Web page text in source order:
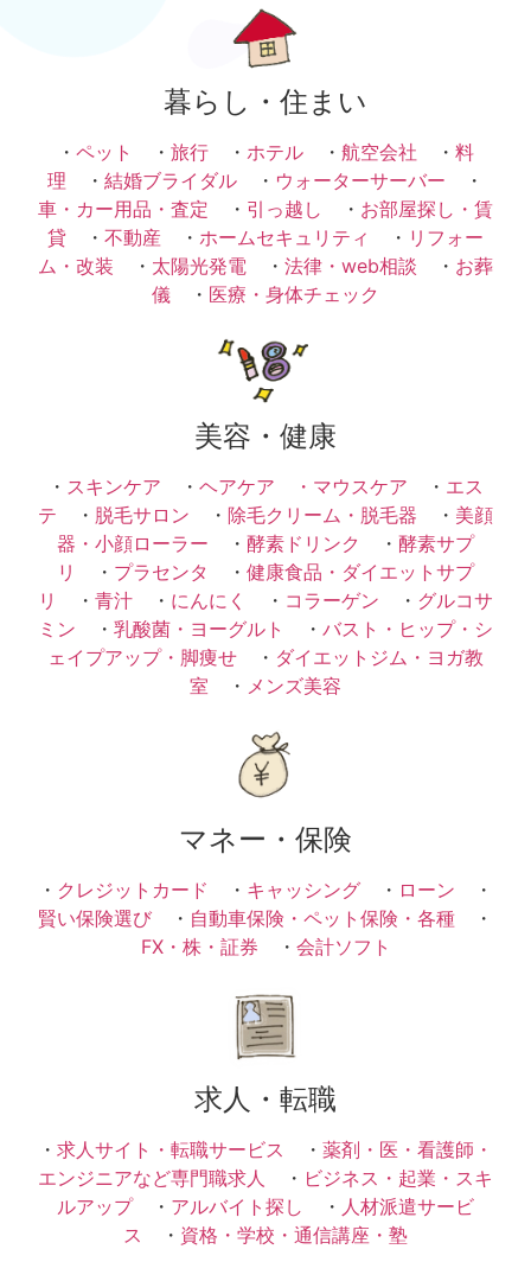
暮らし・住まい
・ ペット ・ 旅行 ・ ホテル ・ 航空会社 ・ 料
理 ・ 結婚ブライダル ・ ウォーターサーバー ・
車・カー用品・査定 ・ 引っ越し ・ お部屋探し・賃
貸 ・ 不動産 ・ ホームセキュリティ ・ リフォー
ム・改装 ・ 太陽光発電 ・ 法律・web相談 ・ お葬
儀 ・ 医療・身体チェック
美容・健康
・ スキンケア ・ ヘアケア ・ マウスケア ・ エス
テ ・ 脱毛サロン ・ 除毛クリーム・脱毛器 ・ 美顔
器・小顔ローラー ・ 酵素ドリンク ・ 酵素サプ
リ
・ プラセンタ ・ 健康食品・ダイエットサプ
リ
・ 青汁 ・ にんにく ・ コラーゲン ・ グルコサ
ミン ・ 乳酸菌・ヨーグルト ・ バスト・ヒップ・シ
ェイプアップ・脚痩せ ・ ダイエットジム・ヨガ教
室 ・ メンズ美容
マネー・保険
・ クレジットカード ・ キャッシング ・ ローン ・
賢い保険選び ・ 自動車保険・ペット保険・各種 ・
FX・株・証券 ・ 会計ソフト
求人・転職
・ 求人サイト・転職サービス ・ 薬剤・医・看護師・
エンジニアなど専門職求人
・ ビジネス・起業・スキ
ルアップ・ アルバイト探し ・ 人材派遣サービ
ス ・ 資格・学校・通信講座・塾